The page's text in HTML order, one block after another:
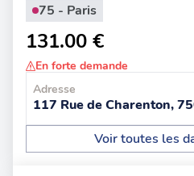
75 - Paris
131.00 €
En forte demande
Adresse
117 Rue de Charenton,
Voir toutes les